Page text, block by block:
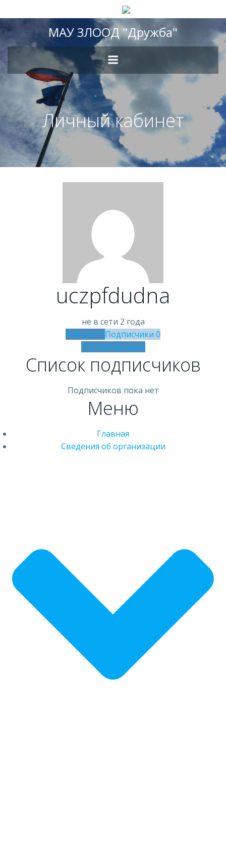
Перейти
к
содержимому
МАУ ЗЛООД "Дружба"
Личный кабинет
uczpfdudna
не в сети 2 года
Рейтинг 0Подписчики 0
ЧатПубликации
Список подписчиков
Подписчиков пока нет
Меню
Главная
Сведения об организации